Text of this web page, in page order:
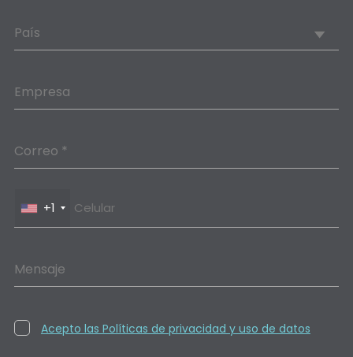
País
Empresa
Correo *
+1
Mensaje
Acepto las Políticas de privacidad y uso de datos